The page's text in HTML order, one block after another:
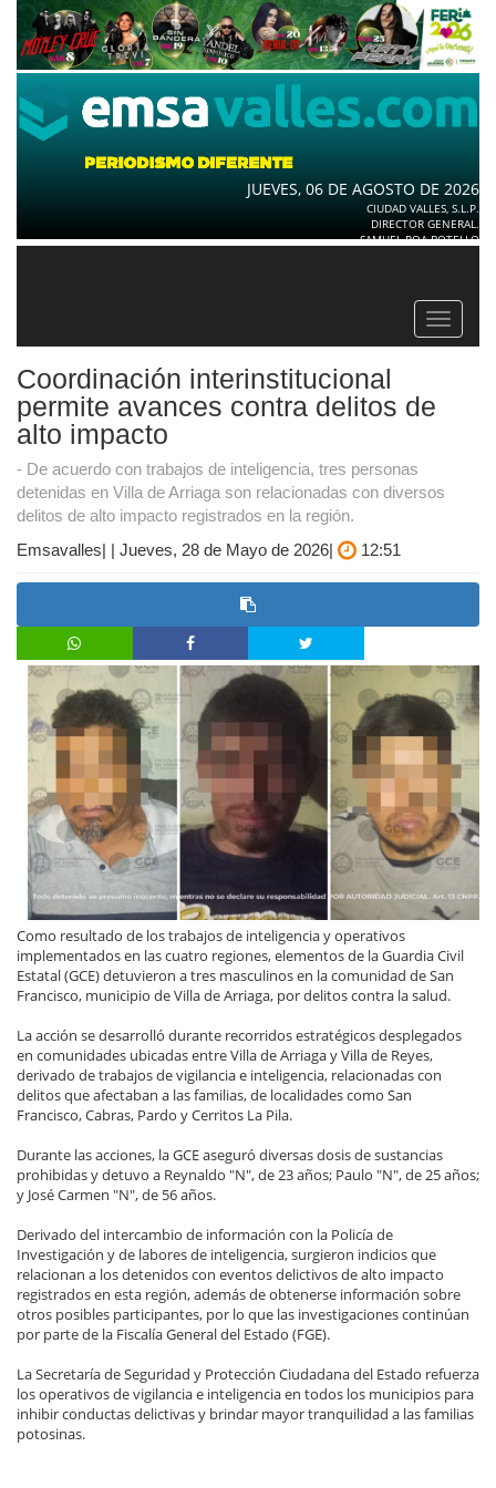
JUEVES, 06 DE AGOSTO DE 2026
CIUDAD VALLES, S.L.P.
DIRECTOR GENERAL.
SAMUEL ROA BOTELLO
Toggle
Coordinación interinstitucional
permite avances contra delitos de
alto impacto
- De acuerdo con trabajos de inteligencia, tres personas
detenidas en Villa de Arriaga son relacionadas con diversos
delitos de alto impacto registrados en la región.
Emsavalles| | Jueves, 28 de Mayo de 2026|
12:51
Como resultado de los trabajos de inteligencia y operativos
implementados en las cuatro regiones, elementos de la Guardia Civil
Estatal (GCE) detuvieron a tres masculinos en la comunidad de San
Francisco, municipio de Villa de Arriaga, por delitos contra la salud.
La acción se desarrolló durante recorridos estratégicos desplegados
en comunidades ubicadas entre Villa de Arriaga y Villa de Reyes,
derivado de trabajos de vigilancia e inteligencia, relacionadas con
delitos que afectaban a las familias, de localidades como San
Francisco, Cabras, Pardo y Cerritos La Pila.
Durante las acciones, la GCE aseguró diversas dosis de sustancias
prohibidas y detuvo a Reynaldo "N", de 23 años; Paulo "N", de 25 años;
y José Carmen "N", de 56 años.
Derivado del intercambio de información con la Policía de
Investigación y de labores de inteligencia, surgieron indicios que
relacionan a los detenidos con eventos delictivos de alto impacto
registrados en esta región, además de obtenerse información sobre
otros posibles participantes, por lo que las investigaciones continúan
por parte de la Fiscalía General del Estado (FGE).
La Secretaría de Seguridad y Protección Ciudadana del Estado refuerza
los operativos de vigilancia e inteligencia en todos los municipios para
inhibir conductas delictivas y brindar mayor tranquilidad a las familias
potosinas.